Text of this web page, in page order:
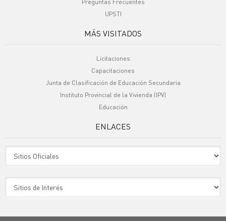
Preguntas Frecuentes
UPSTI
MÁS VISITADOS
Licitaciones
Capacitaciones
Junta de Clasificación de Educación Secundaria
Instituto Provincial de la Vivienda (IPV)
Educación
ENLACES